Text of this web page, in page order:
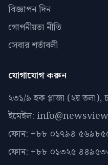
বিজ্ঞাপন দিন
গোপনীয়তা নীতি
সেবার শর্তাবলী
যোগাযোগ করুন
২৩১/৯ হক প্লাজা (২য় তলা),
ইমেইল:
ফোন: +৮৮ ০১৭৯৪
ফোন: +৮৮ ০১৩২৫